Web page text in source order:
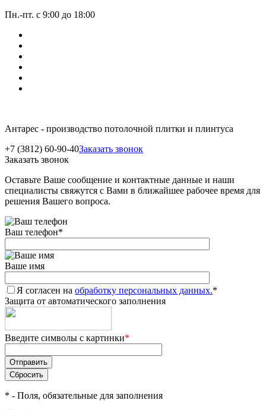
Пн.-пт. с 9:00 до 18:00
Антарес - производство потолочной плитки и плинтуса
+7 (3812) 60-90-40Заказать звонок
Заказать звонок
Оставьте Ваше сообщение и контактные данные и наши
специалисты свяжутся с Вами в ближайшее рабочее время для
решения Вашего вопроса.
Ваш телефон*
Ваше имя
Я согласен на обработку персональных данных.*
Защита от автоматического заполнения
Введите символы с картинки*
* - Поля, обязательные для заполнения